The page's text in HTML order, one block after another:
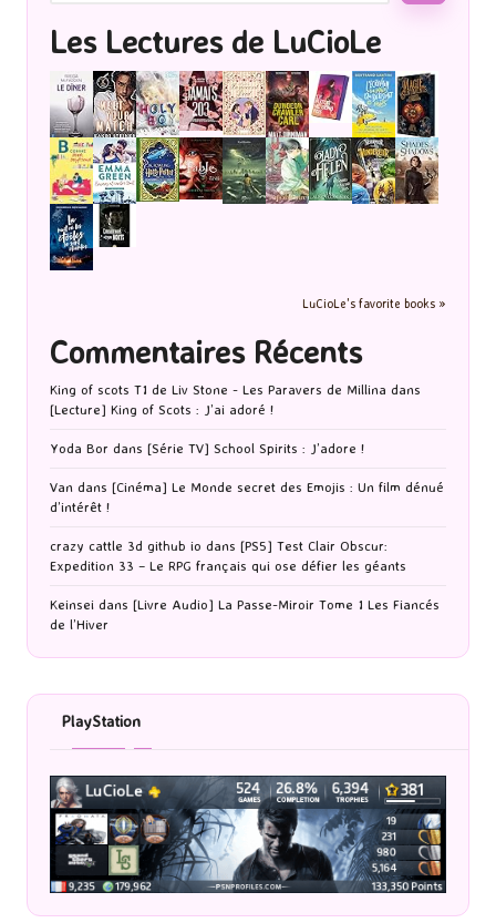
Les Lectures de LuCioLe
LuCioLe's favorite books »
Commentaires Récents
King of scots T1 de Liv Stone - Les Paravers de Millina dans
[Lecture] King of Scots : J’ai adoré !
Yoda Bor dans [Série TV] School Spirits : J’adore !
Van dans [Cinéma] Le Monde secret des Emojis : Un film dénué
d’intérêt !
crazy cattle 3d github io dans [PS5] Test Clair Obscur:
Expedition 33 – Le RPG français qui ose défier les géants
Keinsei dans [Livre Audio] La Passe-Miroir Tome 1 Les Fiancés
de l’Hiver
PlayStation